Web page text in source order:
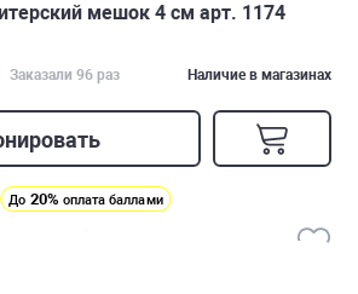
мешок 4 см арт. 1174
Заказали 96 раз Наличие в магазинах
До 20% оплата баллами